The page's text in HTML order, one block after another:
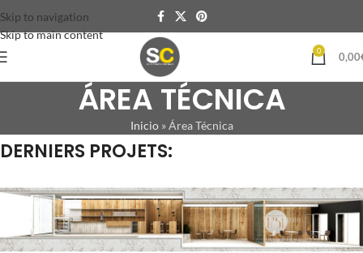
Skip to navigation
Skip to main content
0 0,00
ÁREA TÉCNICA
Inicio»Área Técnica
DERNIERS PROJETS: